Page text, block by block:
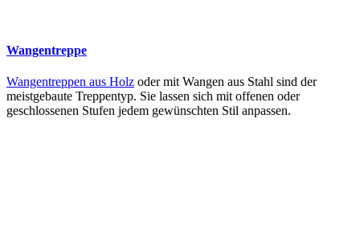
Wangentreppe
Wangentreppen aus Holz oder mit Wangen aus Stahl sind der
meistgebaute Treppentyp. Sie lassen sich mit offenen oder
geschlossenen Stufen jedem gewünschten Stil anpassen.